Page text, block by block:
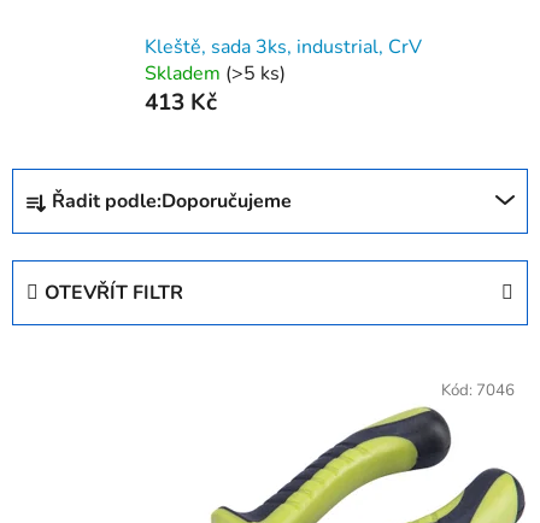
Kleště, sada 3ks, industrial, CrV
Skladem (>5 ks)
413 Kč
Ř
z
Řadit podle:Doporučujeme
OTEVŘÍT FILTR
Kód: 7046